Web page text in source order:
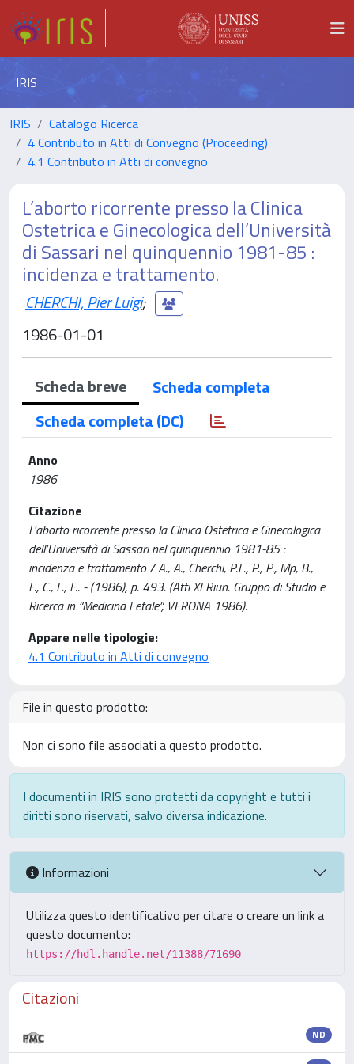
IRIS
IRIS
Catalogo Ricerca
4 Contributo in Atti di Convegno (Proceeding)
4.1 Contributo in Atti di convegno
L’aborto ricorrente presso la Clinica
Ostetrica e Ginecologica dell’Università
di Sassari nel quinquennio 1981-85 :
incidenza e trattamento.
CHERCHI, Pier Luigi;
1986-01-01
Scheda breve
Scheda completa
Scheda completa (DC)
Anno
1986
Citazione
L’aborto ricorrente presso la Clinica Ostetrica e Ginecologica
dell’Università di Sassari nel quinquennio 1981-85 :
incidenza e trattamento / A., A., Cherchi, P.L., P., P., Mp, B.,
F., C., L., F.. - (1986), p. 493. (Atti XI Riun. Gruppo di Studio e
Ricerca in “Medicina Fetale”, VERONA 1986).
Appare nelle tipologie:
4.1 Contributo in Atti di convegno
File in questo prodotto:
Non ci sono file associati a questo prodotto.
I documenti in IRIS sono protetti da copyright e tutti i
diritti sono riservati, salvo diversa indicazione.
Informazioni
Utilizza questo identificativo per citare o creare un link a
questo documento:
https://hdl.handle.net/11388/71690
Citazioni
ND